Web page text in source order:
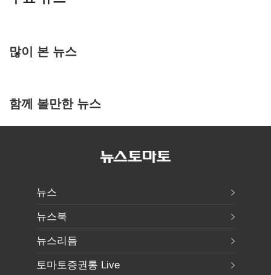
많이 본 뉴스
함께 볼만한 뉴스
뉴스
뉴스북
뉴스리듬
토마토증권통 Live